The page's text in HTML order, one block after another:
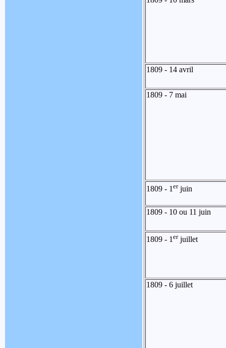
1809 - 14 avril
1809 - 7 mai
1809 - 1erjuin
1809 - 10 ou 11 juin
1809 - 1erjuillet
1809 - 6 juillet